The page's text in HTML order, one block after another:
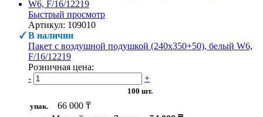
Быстрый просмотр
Артикул: 109010
В наличии
Пакет с воздушной подушкой (240х350+50), белый W6,
F/16/12219
Розничная цена:
-
+
100 шт.
упак.
66 000 ₸